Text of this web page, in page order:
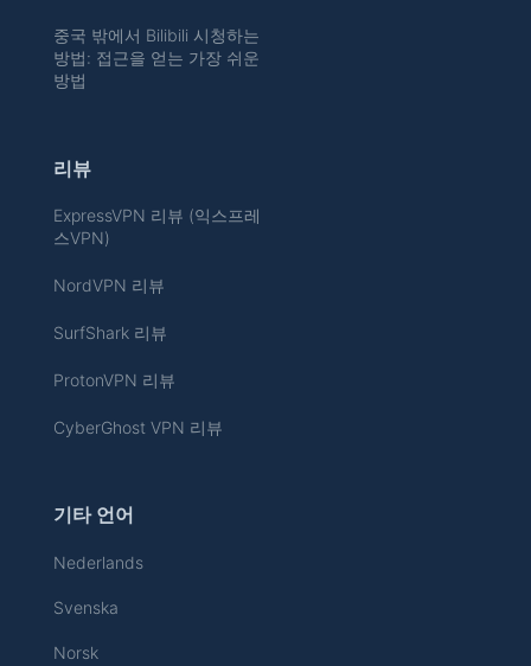
중국 밖에서 Bilibili 시청하는
방법: 접근을 얻는 가장 쉬운
방법
리뷰
ExpressVPN 리뷰 (익스프레
스VPN)
NordVPN 리뷰
SurfShark 리뷰
ProtonVPN 리뷰
CyberGhost VPN 리뷰
기타 언어
Nederlands
Svenska
Norsk